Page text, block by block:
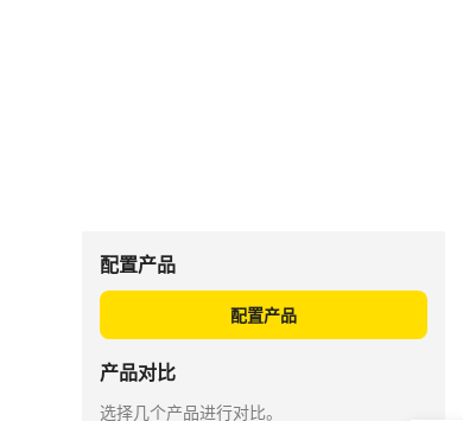
配置产品
配置产品
产品对比
选择几个产品进行对比。